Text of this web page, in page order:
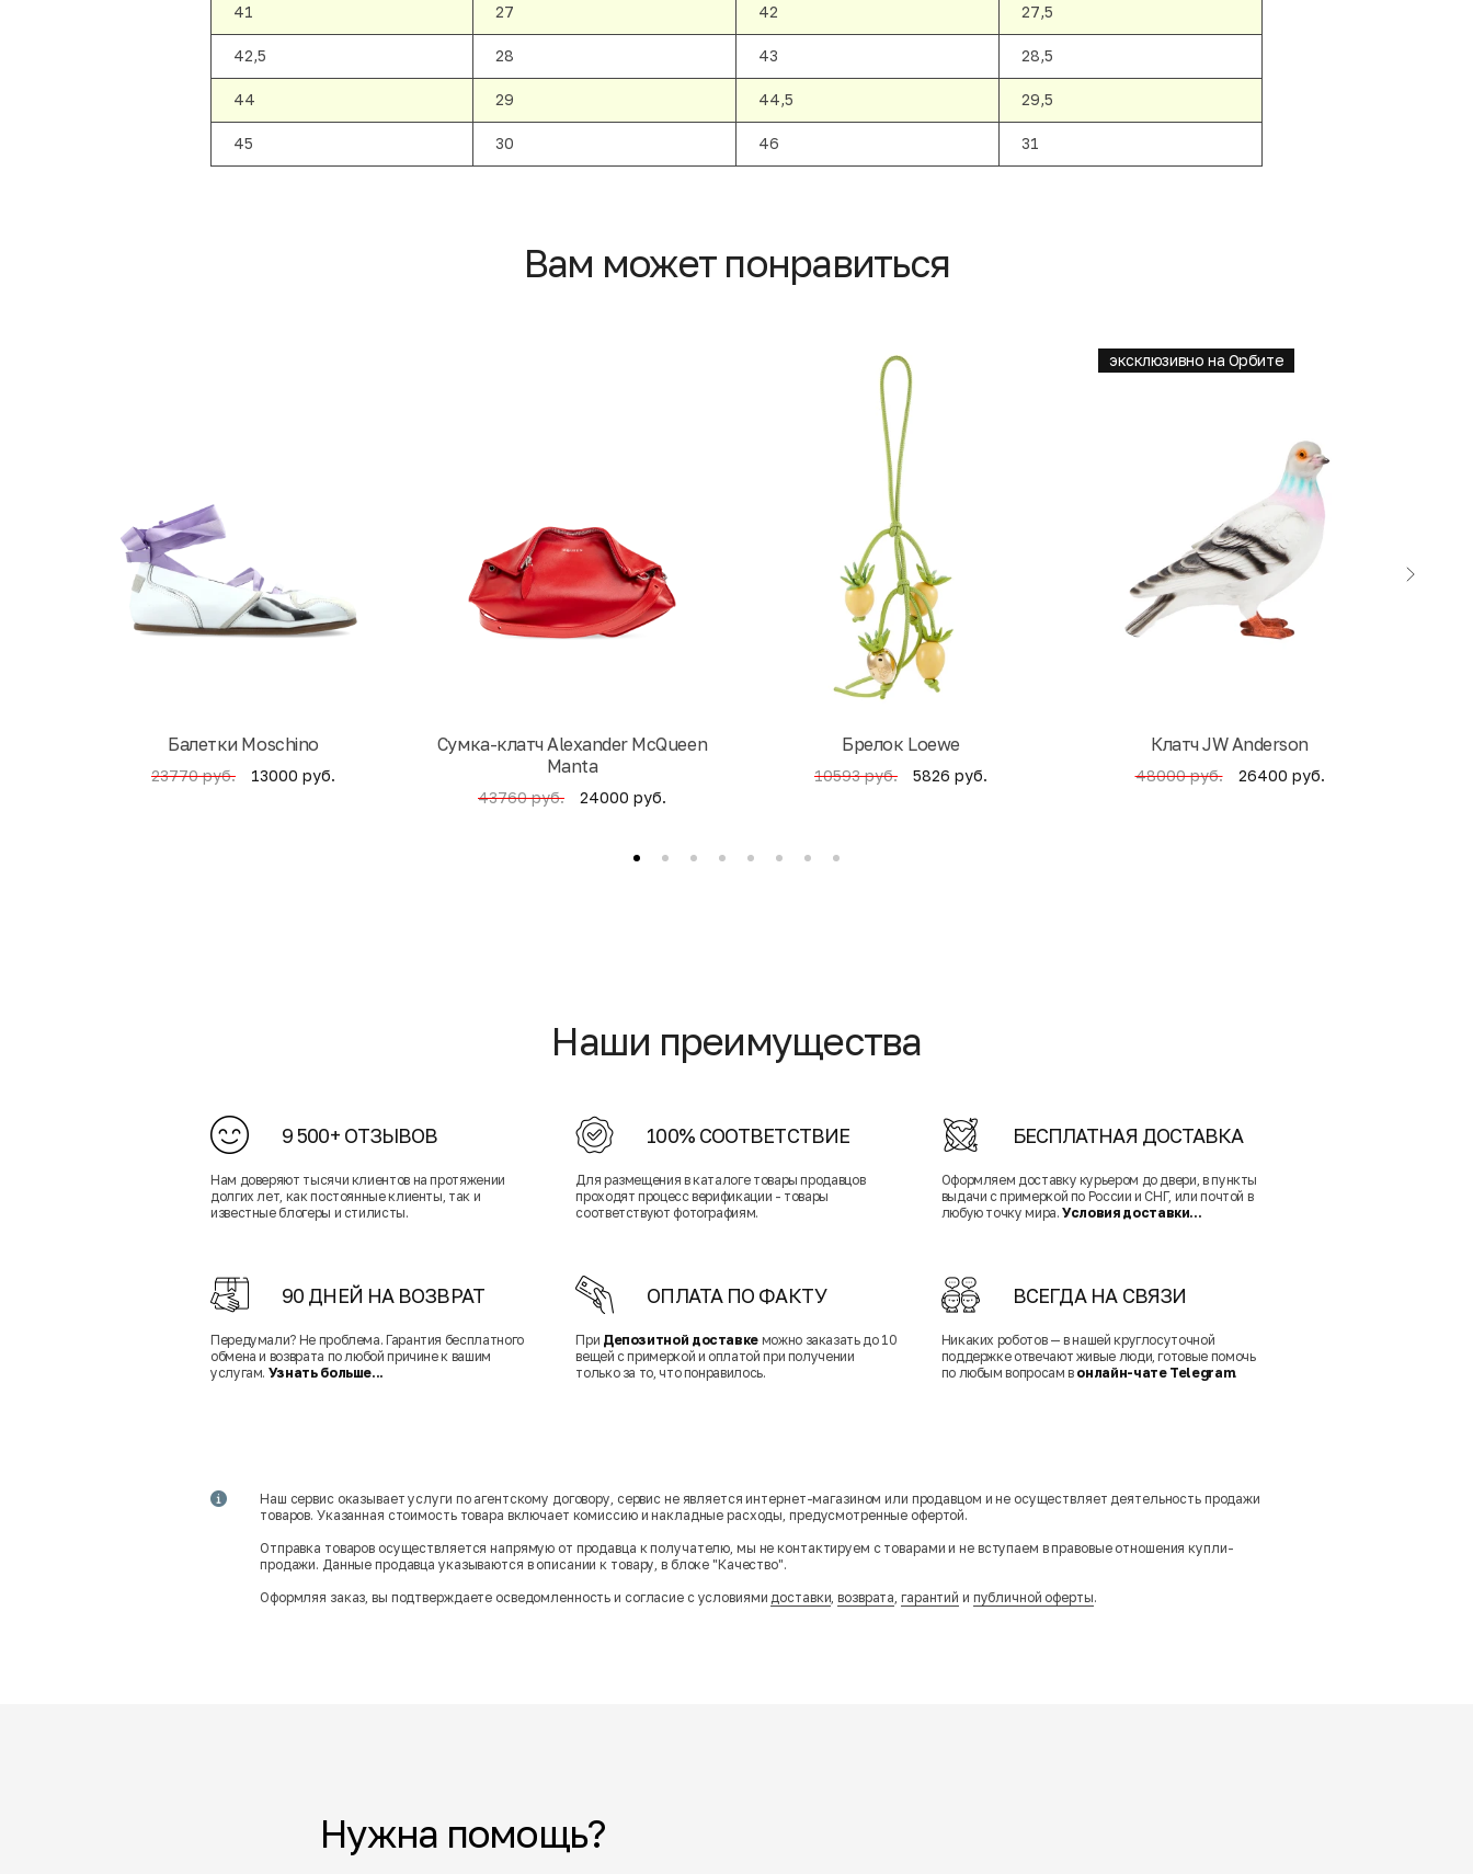
41 27 42 27,5
42,5 28 43 28,5
44 29 44,5 29,5
45 30 46 31
Вам может понравиться
Балетки Moschino
23770 руб. 13000 руб.
Cумка-клатч Alexander McQueen
Manta
43760 руб. 24000 руб.
Брелок Loewe
10593 руб. 5826 руб.
эксклюзивно на Орбите
Клатч JW Anderson
48000 руб. 26400 руб.
Наши преимущества
9 500+ ОТЗЫВОВ
Нам доверяют тысячи клиентов на протяжении
долгих лет, как постоянные клиенты, так и
известные блогеры и стилисты.
100% СООТВЕТСТВИЕ
Для размещения в каталоге товары продавцов
проходят процесс верификации - товары
соответствуют фотографиям.
БЕСПЛАТНАЯ ДОСТАВКА
Оформляем доставку курьером до двери, в пункты
выдачи с примеркой по России и СНГ, или почтой в
любую точку мира.Условия доставки...
90 ДНЕЙ НА ВОЗВРАТ
Передумали? Не проблема. Гарантия бесплатного
обмена и возврата по любой причине к вашим
услугам. Узнать больше...
ОПЛАТА ПО ФАКТУ
При Депозитной доставке можно заказать до 10
вещей с примеркой и оплатой при получении
только за то, что понравилось.
ВСЕГДА НА СВЯЗИ
Никаких роботов — в нашей круглосуточной
поддержке отвечают живые люди, готовые помочь
по любым вопросам в онлайн-чате Telegram.
Наш сервис оказывает услуги по агентскому договору, сервис не является интернет-магазином или продавцом и не осуществляет деятельность продажи
товаров. Указанная стоимость товара включает комиссию и накладные расходы, предусмотренные офертой.
Отправка товаров осуществляется напрямую от продавца к получателю, мы не контактируем с товарами и не вступаем в правовые отношения купли-
продажи. Данные продавца указываются в описании к товару, в блоке "Качество".
Оформляя заказ, вы подтверждаете осведомленность и согласие с условиямидоставки,возврата, гарантий и публичной оферты.
Нужна помощь?